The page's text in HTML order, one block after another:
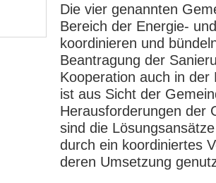
Die vier genannten
Bereich der Energie-
koordinieren und
Beantragung der
Kooperation auch in
ist aus Sicht der
Herausforderungen der
sind die
durch ein koordiniertes
deren Umsetzung